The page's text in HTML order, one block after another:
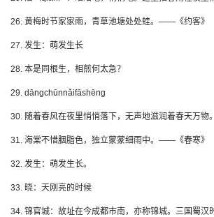
26. 黄梅时节家家雨，青草池塘处处蛙。——《约客》
27. 发生：萌发生长
28. 本是同根生，相煎何太急？
29. dāngchūnnǎifāshēng
30. 随着春风在夜里悄悄落下，无声地滋润着春天万物。
31. 海棠不惜胭脂色，独立蒙蒙细雨中。——《春寒》
32. 发生：萌发生长。
33. 晓：天刚亮的时候
34. 锦官城：故址在今成都市南，亦称锦城。三国蜀汉